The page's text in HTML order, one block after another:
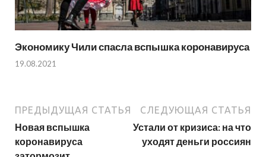
Экономику Чили спасла вспышка коронавируса
19.08.2021
ПРЕДЫДУЩАЯ СТАТЬЯ
Новая вспышка
коронавируса
СЛЕДУЮЩАЯ СТАТЬЯ
Устали от кризиса: на что
уходят деньги россиян